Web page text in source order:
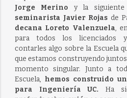
Jorge Merino y la
seminarista Javier Rojas de
decana Loreto Valenzuela,
para todos los licenciados
contarles algo sobre la Escuela
que estamos construyendo
momento singular. Junto a
Escuela, hemos construido
para Ingeniería UC. Ha